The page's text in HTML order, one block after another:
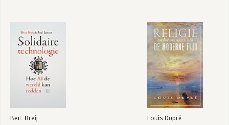
Bert Breij Louis Dupré